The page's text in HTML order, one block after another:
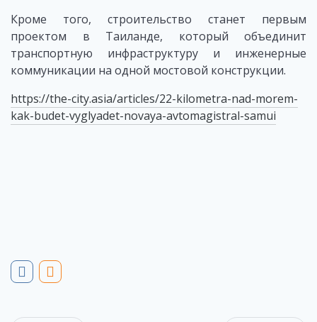
Кроме того, строительство станет первым
проектом в Таиланде, который объединит
транспортную инфраструктуру и инженерные
коммуникации на одной мостовой конструкции.
https://the-city.asia/articles/22-kilometra-nad-morem-
kak-budet-vyglyadet-novaya-avtomagistral-samui